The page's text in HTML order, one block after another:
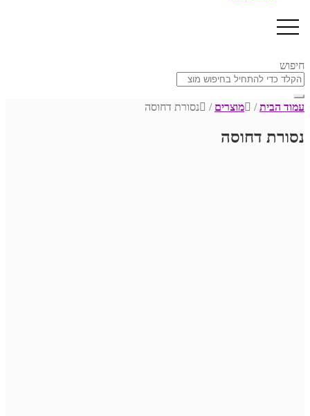
חיפוש
עמוד הבית/ מוצרים / נסורת דחוסה
נסורת דחוסה